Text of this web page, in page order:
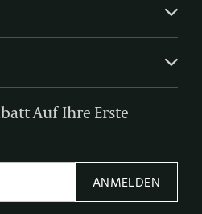
Auf Ihre Erste
ANMELDEN